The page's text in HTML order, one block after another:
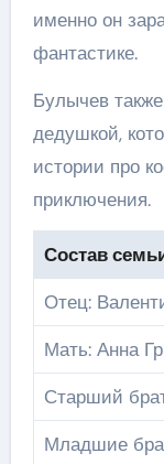
именно он
фантастике.
Булычев
дедушкой,
истории про
приключения.
Состав
Отец:
Мать: Анна
Старший
Младшие